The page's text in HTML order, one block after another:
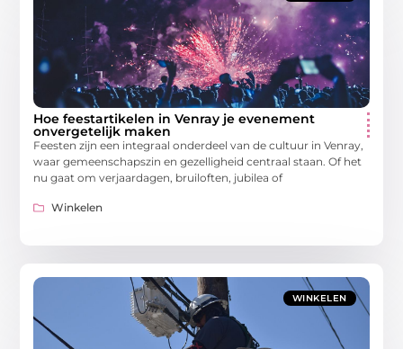
Hoe feestartikelen in Venray je evenement
onvergetelijk maken
Feesten zijn een integraal onderdeel van de cultuur in Venray,
waar gemeenschapszin en gezelligheid centraal staan. Of het
nu gaat om verjaardagen, bruiloften, jubilea of
Winkelen
WINKELEN